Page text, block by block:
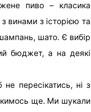
пиво – класика
винами з історією та
шато. Є вибір
бюджет, а на деякі
пересікатись, ні з
кимось ще. Ми шукали